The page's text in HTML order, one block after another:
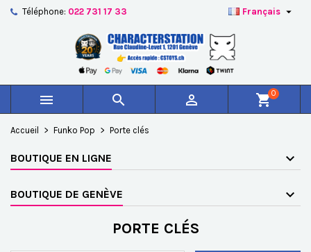
Téléphone: 022 731 17 33 Français 
   shopping_cart0
Accueil Funko Pop Porte clés
BOUTIQUE EN LIGNE
BOUTIQUE DE GENÈVE
PORTE CLÉS
Créer une nouvelle liste
((confirmMessage))
((cancelText)) ((modalDeleteText))
Nom de la liste d'envies
Annuler
Vous devez être connecté pour ajouter des produits à
votre liste d'envies.